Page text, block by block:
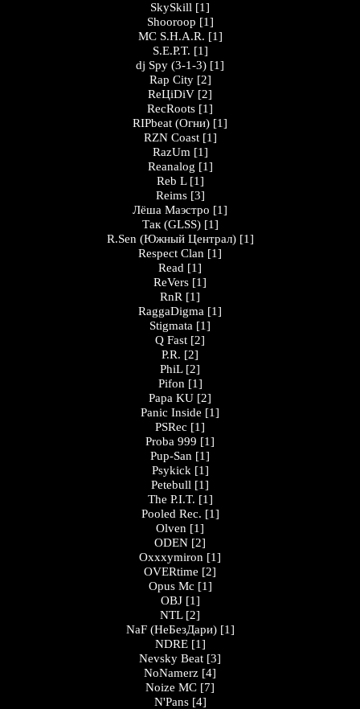
SkySkill [1]
Shooroop [1]
MC S.H.A.R. [1]
S.E.P.T. [1]
dj Spy (3-1-3) [1]
Rap City [2]
ReЦiDiV [2]
RecRoots [1]
RIPbeat (Огни) [1]
RZN Coast [1]
RazUm [1]
Reanalog [1]
Reb L [1]
Reims [3]
Лёша Маэстро [1]
Так (GLSS) [1]
R.Sen (Южный Централ) [1]
Respect Clan [1]
Read [1]
ReVers [1]
RnR [1]
RaggaDigma [1]
Stigmata [1]
Q Fast [2]
P.R. [2]
PhiL [2]
Pifon [1]
Papa KU [2]
Panic Inside [1]
PSRec [1]
Proba 999 [1]
Pup-San [1]
Psykick [1]
Petebull [1]
The P.I.T. [1]
Pooled Rec. [1]
Olven [1]
ODEN [2]
Oxxxymiron [1]
OVERtime [2]
Opus Mc [1]
OBJ [1]
NTL [2]
NaF (НеБезДари) [1]
NDRE [1]
Nevsky Beat [3]
NoNamerz [4]
Noize MC [7]
N'Pans [4]